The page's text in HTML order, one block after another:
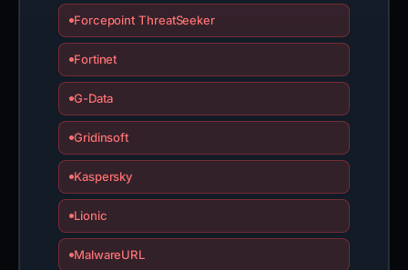
Forcepoint ThreatSeeker
Fortinet
G-Data
Gridinsoft
Kaspersky
Lionic
MalwareURL